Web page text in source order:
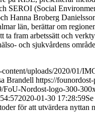
SEROI (Social
Hanna Broberg
län, berättar om
ta fram arbetssätt och
och sjukvårdens
uploads/2020/01/
Brandell https://
FoU-Nordost-logo-300-
2020-01-30 17:28:59
för att utvärdera nyttan